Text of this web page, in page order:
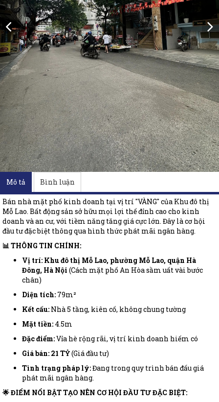
Mô tả Bình luận
Bán nhà mặt phố kinh doanh tại vị trí "VÀNG" của Khu đô thị
Mỗ Lao. Bất động sản sở hữu mọi lợi thế đỉnh cao cho kinh
doanh và an cư, với tiềm năng tăng giá cực lớn. Đây là cơ hội
đầu tư đặc biệt thông qua hình thức phát mãi ngân hàng.
📊 THÔNG TIN CHÍNH:
Vị trí: Khu đô thị Mỗ Lao, phường Mỗ Lao, quận Hà
Đông, Hà Nội (Cách mặt phố An Hòa sầm uất vài bước
chân)
Diện tích: 79m²
Kết cấu: Nhà 5 tầng, kiên cố, không chung tường
Mặt tiền: 4.5m
Đặc điểm:Vỉa hè rộng rãi, vị trí kinh doanh hiếm có
Giá bán: 21 TỶ(Giá đầu tư)
Tình trạng pháp lý:Đang trong quy trình bán đấu giá
phát mãi ngân hàng.
🌟 ĐIỂM NỔI BẬT TẠO NÊN CƠ HỘI ĐẦU TƯ ĐẶC BIỆT: